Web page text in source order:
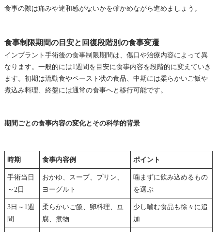
食事の際は痛みや違和感がないかを確かめながら進めましょう。
食事制限期間の目安と回復段階別の食事変遷
インプラント手術後の食事制限期間は、傷口や治療内容によって異
なります。一般的には1週間を目安に食事内容を段階的に変えていき
ます。初期は流動食やペースト状の食品、中期には柔らかいご飯や
煮込み料理、終盤には通常の食事へと移行可能です。
期間ごとの食事内容の変化とその科学的背景
時期 食事内容例 ポイント
手術当日
～2日
おかゆ、スープ、プリン、
ヨーグルト
噛まずに飲み込めるもの
を選ぶ
3日～1週
間
柔らかいご飯、卵料理、豆
腐、煮物
少し噛む食品も徐々に追
加